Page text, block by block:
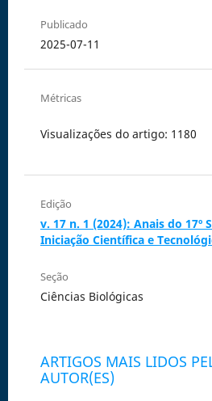
Publicado
2025-07-11
Métricas
Visualizações do artigo: 1180
Edição
v. 17 n. 1 (2024): Anais do 17º
Iniciação Científica e
Seção
Ciências Biológicas
ARTIGOS MAIS LIDOS
AUTOR(ES)